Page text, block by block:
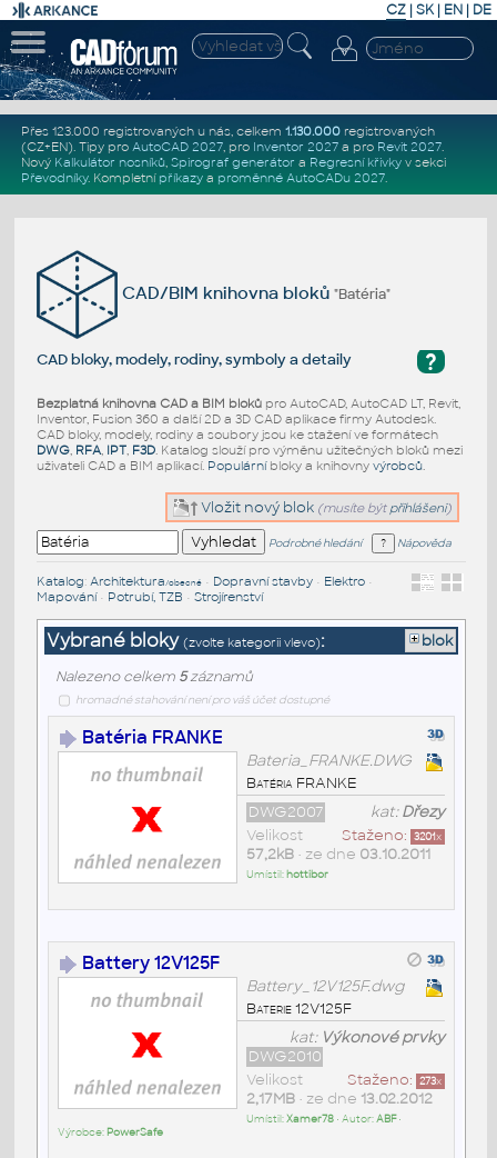
CZ | SK| EN | DE
Přes 123.000 registrovaných u nás, celkem 1.130.000registrovaných
(CZ+EN). Tipy pro AutoCAD 2027, pro Inventor 2027a pro Revit 2027.
Nový Kalkulátor nosníků, Spirograf generátor a Regresní křivkyv sekci
Převodníky. Kompletní příkazya proměnné AutoCADu 2027.
CAD/BIM knihovna bloků"Batéria"
?
CAD bloky, modely, rodiny, symboly a detaily
Bezplatná knihovna CAD a BIM blokůpro AutoCAD, AutoCAD LT, Revit,
Inventor, Fusion 360 a další 2D a 3D CAD aplikace firmy Autodesk.
CAD bloky, modely, rodiny a soubory jsou ke stažení ve formátech
DWG, RFA, IPT, F3D. Katalog slouží pro výměnu užitečných bloků mezi
uživateli CAD a BIM aplikací. Populárníbloky a knihovny výrobců.
Vložit nový blok (musíte být přihlášeni)
Podrobné hledání Nápověda
Katalog: Architektura/obecné• Dopravní stavby• Elektro•
Mapování• Potrubí, TZB • Strojírenství
Vybrané bloky (zvolte kategorii vlevo): blok
Nalezeno celkem 5záznamů
hromadné stahování není pro váš účet dostupné
Batéria FRANKE
Bateria_FRANKE.DWG
Batéria FRANKE
kat:Dřezy
DWG2007
Staženo: 3201x
Velikost
57,2kB• ze dne 03.10.2011
Umístil: hottibor
Battery 12V125F
Battery_12V125F.dwg
Baterie 12V125F
kat: Výkonové prvky
DWG2010
Staženo: 273x
Velikost
2,17MB• ze dne 13.02.2012
Umístil:Xamer78• Autor:ABF•
Výrobce: PowerSafe